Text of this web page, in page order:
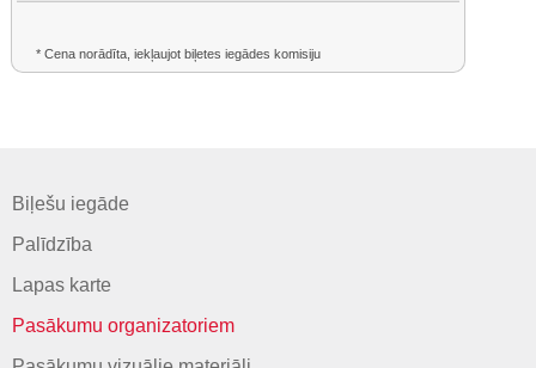
* Cena norādīta, iekļaujot biļetes iegādes komisiju
Biļešu iegāde
Palīdzība
Lapas karte
Pasākumu organizatoriem